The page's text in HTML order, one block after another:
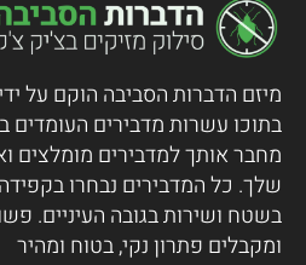
מיזם הדברות הסביבה הוקם על
בתוכו עשרות מדבירים העומדים
מחבר אותך למדבירים מומלצים
שלך. כל המדבירים נבחרו
בשטח ושירות בגובה העיניים.
ומקבלים פתרון נקי, בטוח ומהיר